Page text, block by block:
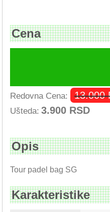
Cena
Redovna Cena: 13.000
Ušteda: 3.900 RSD
Opis
Tour padel bag SG
Karakteristike